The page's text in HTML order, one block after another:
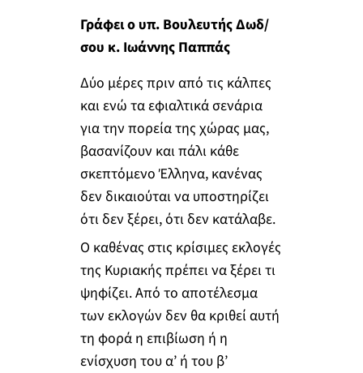
Γράφει ο υπ. Βουλευτής Δωδ/
σου κ. Ιωάννης Παππάς
Δύο μέρες πριν από τις κάλπες
και ενώ τα εφιαλτικά σενάρια
για την πορεία της χώρας μας,
βασανίζουν και πάλι κάθε
σκεπτόμενο Έλληνα, κανένας
δεν δικαιούται να υποστηρίζει
ότι δεν ξέρει, ότι δεν κατάλαβε.
Ο καθένας στις κρίσιμες εκλογές
της Κυριακής πρέπει να ξέρει τι
ψηφίζει. Από το αποτέλεσμα
των εκλογών δεν θα κριθεί αυτή
τη φορά η επιβίωση ή η
ενίσχυση του α’ ή του β’